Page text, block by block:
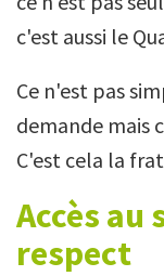
c'est aussi le
Ce n'est pas
demande mais
C'est cela la
Accès au
respect